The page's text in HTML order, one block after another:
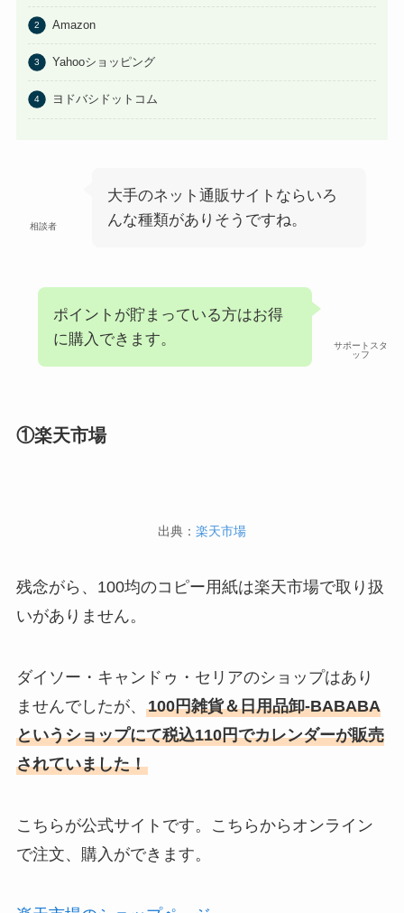
Amazon
Yahooショッピング
ヨドバシドットコム
相談者
大手のネット通販サイトならいろ
んな種類がありそうですね。
サポートスタ
ッフ
ポイントが貯まっている方はお得
に購入できます。
①楽天市場
出典： 楽天市場
残念がら、100均のコピー用紙は楽天市場で取り扱
いがありません。
ダイソー・キャンドゥ・セリアのショップはあり
ませんでしたが、 100円雑貨＆日用品卸-BABABA
というショップにて税込110円でカレンダーが販売
されていました！
こちらが公式サイトです。こちらからオンライン
で注文、購入ができます。